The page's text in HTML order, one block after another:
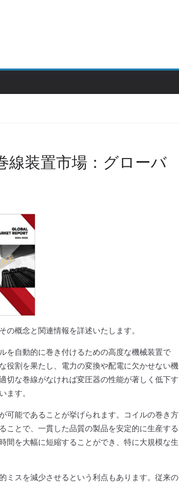
線装置市場：グローバ
概念と関連情報を詳述いたします。
を自動的に巻き付けるための高度な機械装置で
役割を果たし、電力の変換や配電に欠かせない機
切な巻線がなければ変圧器の性能が著しく低下す
す。
可能であることが挙げられます。コイルの巻き方
ことで、一貫した品質の製品を安定的に生産する
間を大幅に短縮することができ、特に大規模な生
ミスを減少させるという利点もあります。従来の